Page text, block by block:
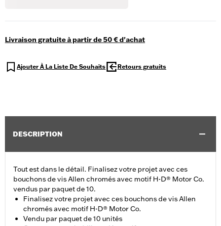
Livraison gratuite à partir de 50 € d'achat
Ajouter À La Liste De Souhaits Retours gratuits
DESCRIPTION
Tout est dans le détail. Finalisez votre projet avec ces
bouchons de vis Allen chromés avec motif H-D® Motor Co.
vendus par paquet de 10.
Finalisez votre projet avec ces bouchons de vis Allen
chromés avec motif H-D® Motor Co.
Vendu par paquet de 10 unités